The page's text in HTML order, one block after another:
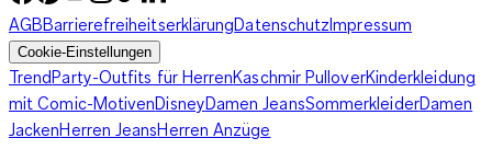
AGBBarrierefreiheitserklärungDatenschutzImpressum
Cookie-Einstellungen
TrendParty-Outfits für HerrenKaschmir PulloverKinderkleidung
mit Comic-MotivenDisneyDamen JeansSommerkleiderDamen
JackenHerren JeansHerren Anzüge